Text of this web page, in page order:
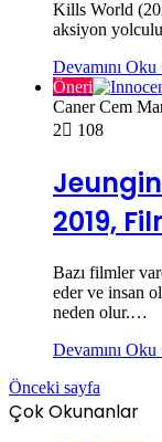
Kills World
aksiyon
Devamını Oku
Öneri
Caner Cem
2
108
2019,
Bazı filmler
eder ve insan
neden olur.…
Devamını Oku
Önceki sayfa
Çok Okunanlar